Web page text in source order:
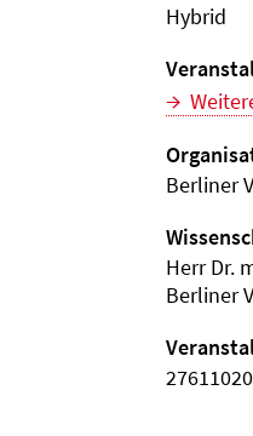
Hybrid
Berliner
Herr Dr.
Berliner